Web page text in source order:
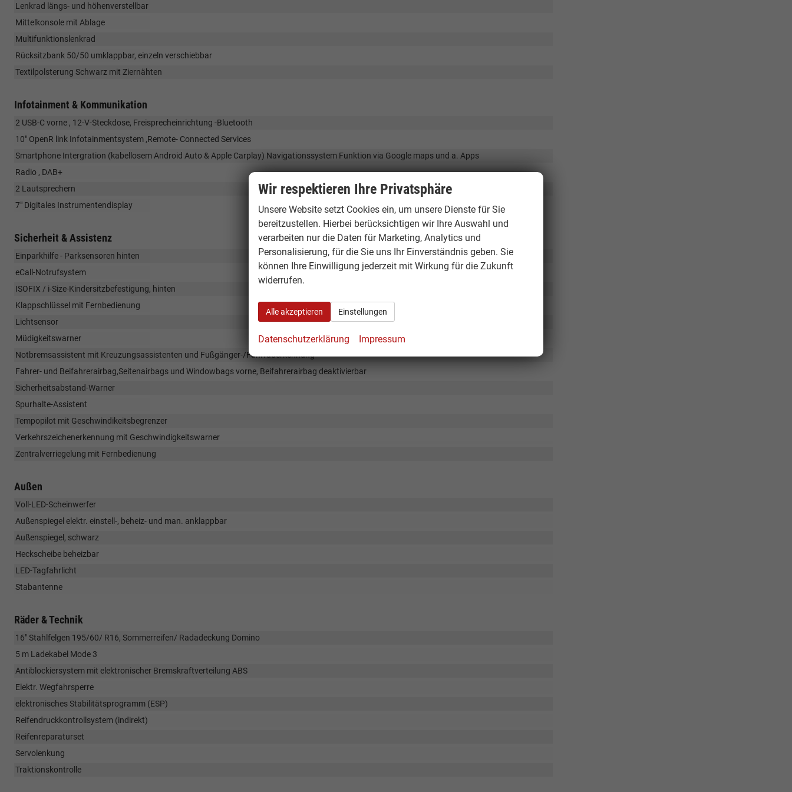
Lenkrad längs- und höhenverstellbar
Mittelkonsole mit Ablage
Multifunktionslenkrad
Rücksitzbank 50/50 umklappbar, einzeln verschiebbar
Textilpolsterung Schwarz mit Ziernähten
Infotainment & Kommunikation
2 USB-C vorne , 12-V-Steckdose, Freisprecheinrichtung -Bluetooth
10" OpenR link Infotainmentsystem ,Remote- Connected Services
Smartphone Intergration (kabellosem Android Auto & Apple Carplay) Navigationssystem Funktion via Google maps und a. Apps
Radio , DAB+
2 Lautsprechern
7" Digitales Instrumentendisplay
Sicherheit & Assistenz
Einparkhilfe - Parksensoren hinten
eCall-Notrufsystem
ISOFIX / i-Size-Kindersitzbefestigung, hinten
Klappschlüssel mit Fernbedienung
Lichtsensor
Müdigkeitswarner
Notbremsassistent mit Kreuzungsassistenten und Fußgänger-/Fahrraderkennung
Fahrer- und Beifahrerairbag,Seitenairbags und Windowbags vorne, Beifahrerairbag deaktivierbar
Sicherheitsabstand-Warner
Spurhalte-Assistent
Tempopilot mit Geschwindikeitsbegrenzer
Verkehrszeichenerkennung mit Geschwindigkeitswarner
Zentralverriegelung mit Fernbedienung
Außen
Voll-LED-Scheinwerfer
Außenspiegel elektr. einstell-, beheiz- und man. anklappbar
Außenspiegel, schwarz
Heckscheibe beheizbar
LED-Tagfahrlicht
Stabantenne
Räder & Technik
16" Stahlfelgen 195/60/ R16, Sommerreifen/ Radadeckung Domino
5 m Ladekabel Mode 3
Antiblockiersystem mit elektronischer Bremskraftverteilung ABS
Elektr. Wegfahrsperre
elektronisches Stabilitätsprogramm (ESP)
Reifendruckkontrollsystem (indirekt)
Reifenreparaturset
Servolenkung
Traktionskontrolle
Wir respektieren Ihre Privatsphäre
Unsere Website setzt Cookies ein, um unsere Dienste für Sie
bereitzustellen. Hierbei berücksichtigen wir Ihre Auswahl und
verarbeiten nur die Daten für Marketing, Analytics und
Personalisierung, für die Sie uns Ihr Einverständnis geben. Sie
können Ihre Einwilligung jederzeit mit Wirkung für die Zukunft
widerrufen.
Alle akzeptieren Einstellungen
Datenschutzerklärung Impressum